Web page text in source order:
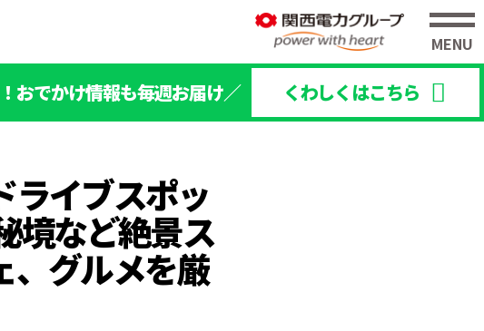
おでかけ情報も毎週お届け／ くわしくはこちら
ライブスポッ
境など絶景ス
、グルメを厳